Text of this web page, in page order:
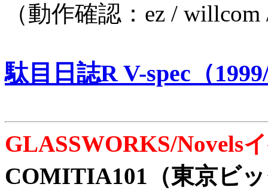
（動作確認：ez /
駄目日誌R V-spec（
GLASSWORKS/Novels
COMITIA101（東京ビ